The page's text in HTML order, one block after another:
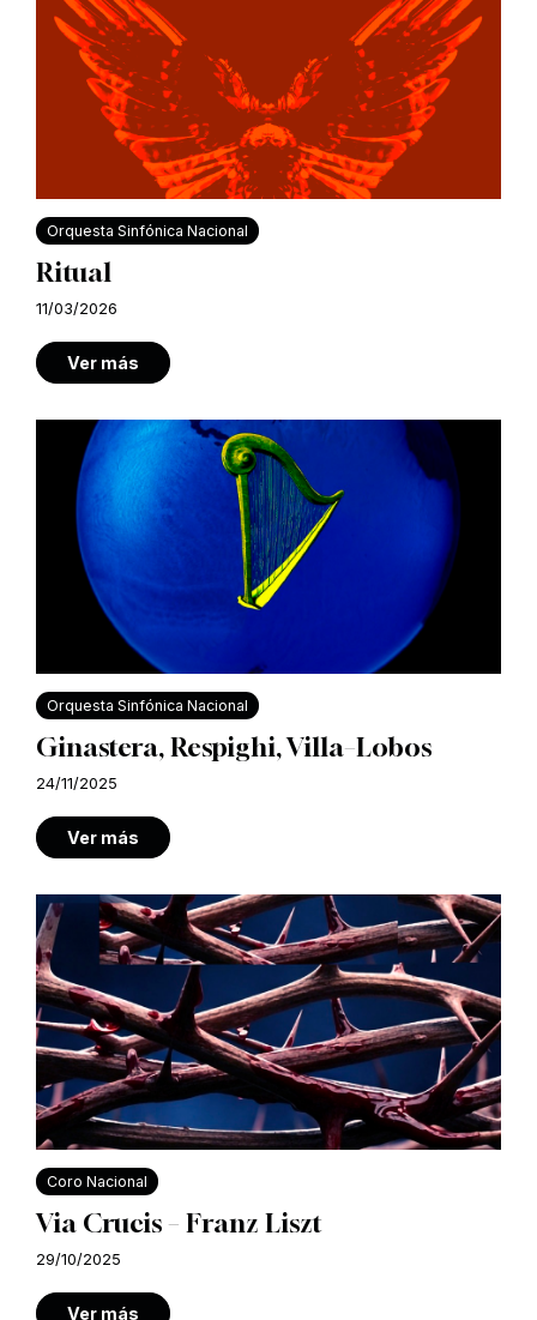
Orquesta Sinfónica Nacional
Ritual
11/03/2026
Ver más
Orquesta Sinfónica Nacional
Ginastera, Respighi, Villa–Lobos
24/11/2025
Ver más
Coro Nacional
Via Crucis – Franz Liszt
29/10/2025
Ver más